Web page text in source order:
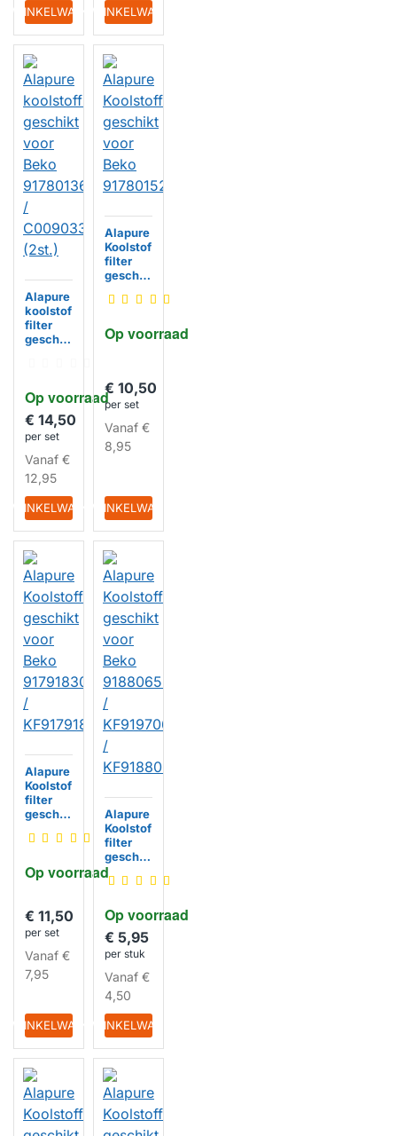
WINKELWAGENIN WINKELWAGEN
HUISMERK
Op voorraad
Alapure
koolstof
filter
geschik
648 /
C00903
377
(2st.)
€ 14,50
per set
Vanaf €
12,95
WINKELWAGEN
HUISMERK
Op voorraad
Alapure
Koolstof
filter
geschik
Beko
221
€ 10,50
per set
Vanaf€
8,95
IN WINKELWAGEN
HUISMERK
Op voorraad
Alapure
Koolstof
filter
geschik
Beko
012 /
KF91791
€ 11,50
per set
Vanaf €
7,95
WINKELWAGEN
Op voorraad
Alapure
Koolstof
filter
geschik
t voor
Beko
5345 /
KF9197
060193
/
KF9188
065345
€ 5,95
per stuk
Vanaf€
4,50
IN WINKELWAGEN